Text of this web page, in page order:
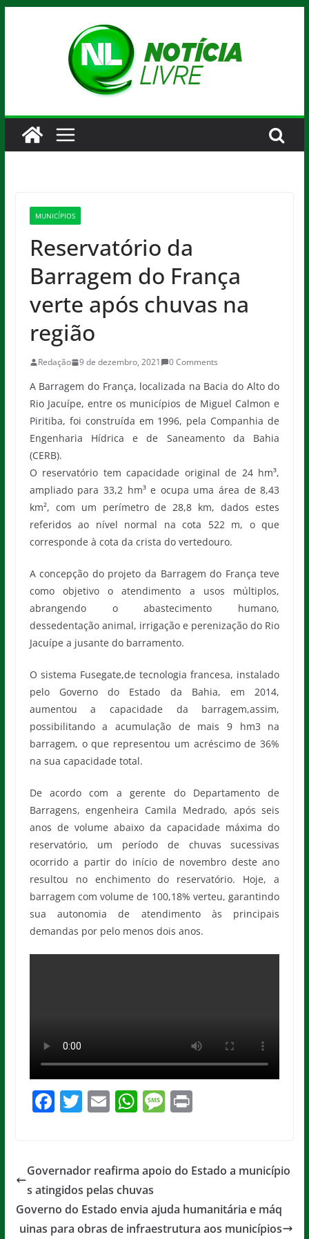
MUNICÍPIOS
Reservatório da
Barragem do França
verte após chuvas na
região
Redação 9 de dezembro, 2021 0 Comments
A Barragem do França, localizada na Bacia do Alto do
Rio Jacuípe, entre os municípios de Miguel Calmon e
Piritiba, foi construída em 1996, pela Companhia de
Engenharia Hídrica e de Saneamento da Bahia
(CERB).
O reservatório tem capacidade original de 24 hm³,
ampliado para 33,2 hm³ e ocupa uma área de 8,43
km², com um perímetro de 28,8 km, dados estes
referidos ao nível normal na cota 522 m, o que
corresponde à cota da crista do vertedouro.
A concepção do projeto da Barragem do França teve
como objetivo o atendimento a usos múltiplos,
abrangendo o abastecimento humano,
dessedentação animal, irrigação e perenização do Rio
Jacuípe a jusante do barramento.
O sistema Fusegate,de tecnologia francesa, instalado
pelo Governo do Estado da Bahia, em 2014,
aumentou a capacidade da barragem,assim,
possibilitando a acumulação de mais 9 hm3 na
barragem, o que representou um acréscimo de 36%
na sua capacidade total.
De acordo com a gerente do Departamento de
Barragens, engenheira Camila Medrado, após seis
anos de volume abaixo da capacidade máxima do
reservatório, um período de chuvas sucessivas
ocorrido a partir do início de novembro deste ano
resultou no enchimento do reservatório. Hoje, a
barragem com volume de 100,18% verteu, garantindo
sua autonomia de atendimento às principais
demandas por pelo menos dois anos.
F
e
b
o
T
er
E
l
W
s
A
p
M
a
e
Pr
Governador reafirma apoio do Estado a município
s atingidos pelas chuvas
Governo do Estado envia ajuda humanitária e máq
uinas para obras de infraestrutura aos municípios